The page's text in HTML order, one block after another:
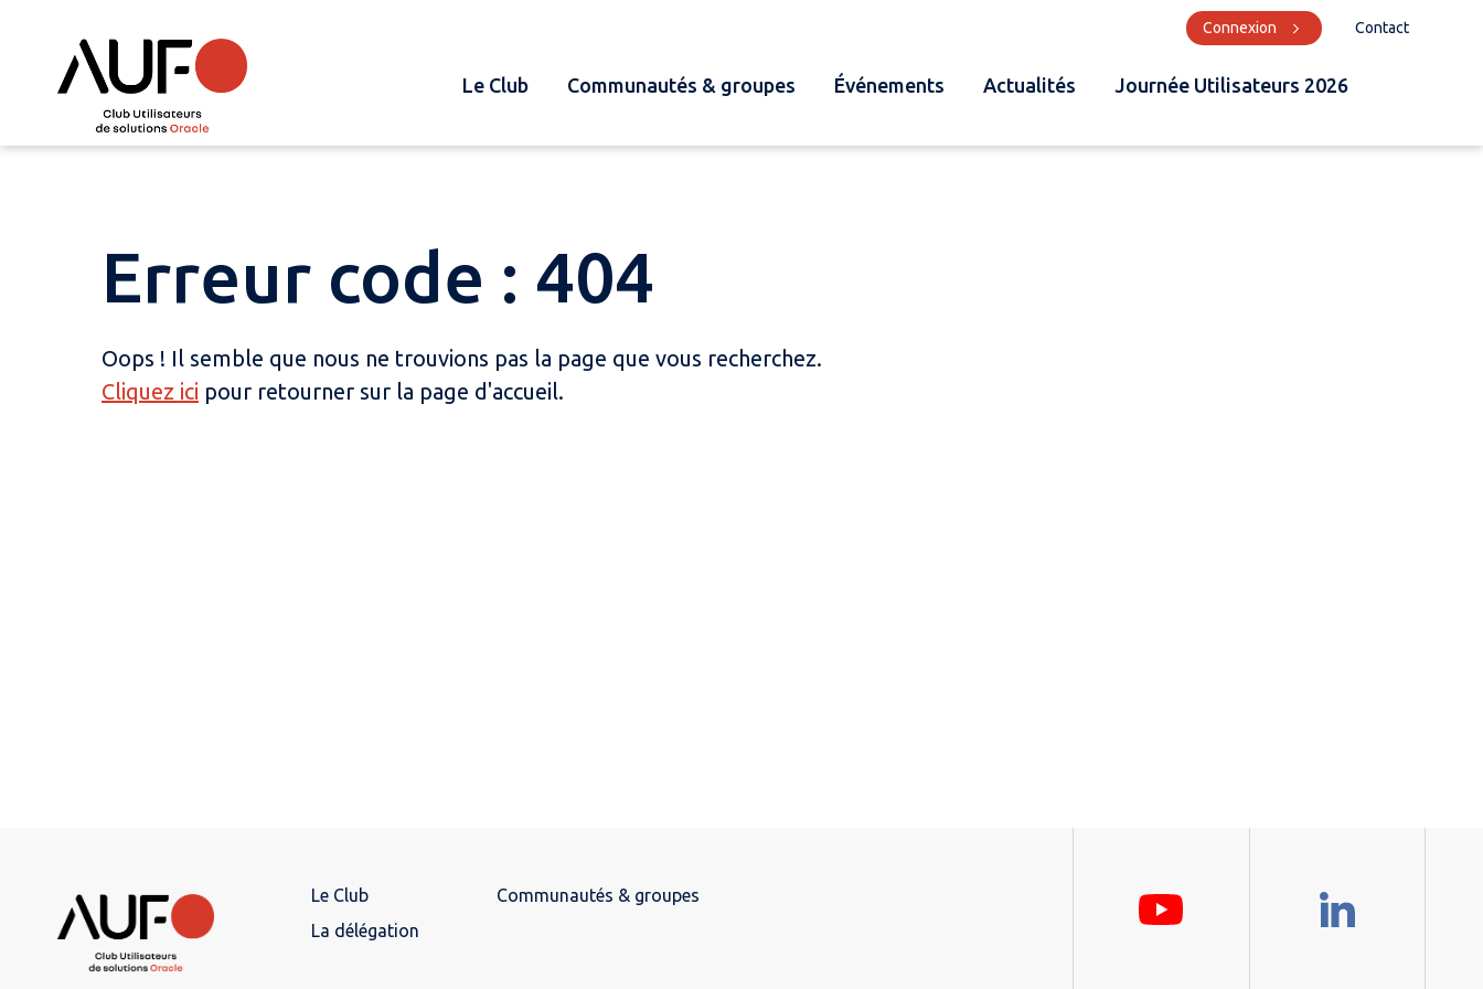
Le Club Communautés & groupes Événements Actualités Journée Utilisateurs 2026
Connexion Contact
Erreur code : 404
Oops ! Il semble que nous ne trouvions pas la page que vous recherchez.
Cliquez ici pour retourner sur la page d'accueil.
Le Club
La délégation
Communautés & groupes